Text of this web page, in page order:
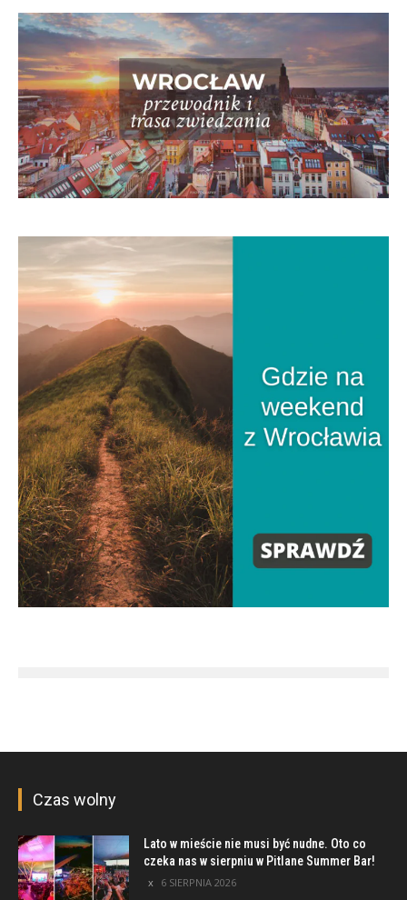
Czas wolny
Lato w mieście nie musi być nudne. Oto co
czeka nas w sierpniu w Pitlane Summer Bar!
6 SIERPNIA 2026